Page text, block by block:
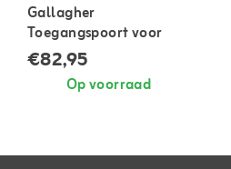
Gallagher
Toegangspoort voor
netten
€82,95
Op voorraad